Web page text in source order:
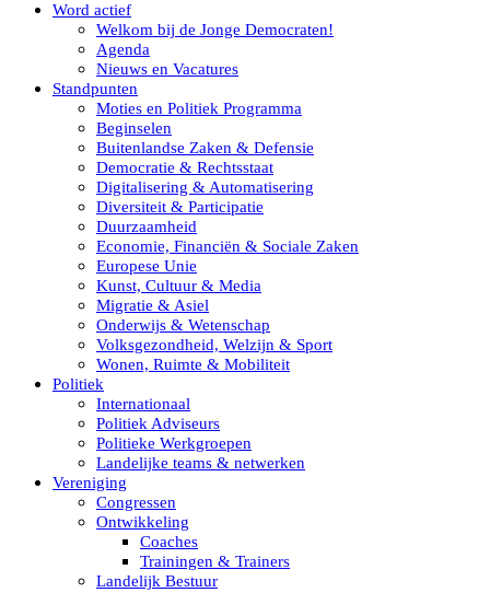
Word actief
Welkom bij de Jonge Democraten!
Agenda
Nieuws en Vacatures
Standpunten
Moties en Politiek Programma
Beginselen
Buitenlandse Zaken & Defensie
Democratie & Rechtsstaat
Digitalisering & Automatisering
Diversiteit & Participatie
Duurzaamheid
Economie, Financiën & Sociale Zaken
Europese Unie
Kunst, Cultuur & Media
Migratie & Asiel
Onderwijs & Wetenschap
Volksgezondheid, Welzijn & Sport
Wonen, Ruimte & Mobiliteit
Politiek
Internationaal
Politiek Adviseurs
Politieke Werkgroepen
Landelijke teams & netwerken
Vereniging
Congressen
Ontwikkeling
Coaches
Trainingen & Trainers
Landelijk Bestuur